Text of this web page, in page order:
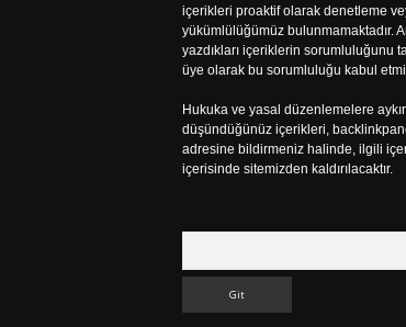
içerikleri proaktif olarak denetleme
yükümlülüğümüz bulunmamaktadır.
yazdıkları içeriklerin sorumluluğunu
üye olarak bu sorumluluğu kabul
Hukuka ve yasal düzenlemelere
düşündüğünüz içerikleri,
adresine bildirmeniz halinde, ilgili
içerisinde sitemizden kaldırılacaktır.